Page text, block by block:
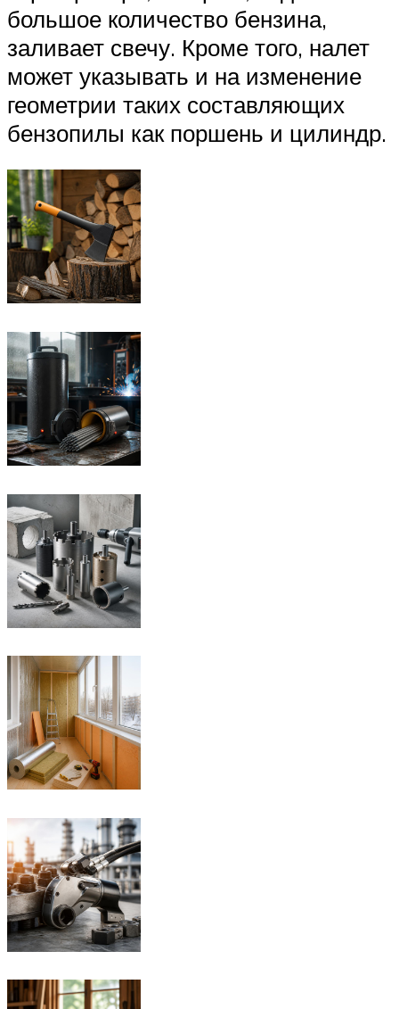
большое количество бензина,
заливает свечу. Кроме того, налет
может указывать и на изменение
геометрии таких составляющих
бензопилы как поршень и цилиндр.